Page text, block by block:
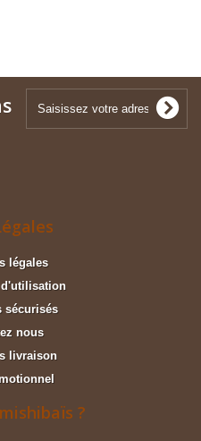
légales
sécurisés
nous
livraison
?